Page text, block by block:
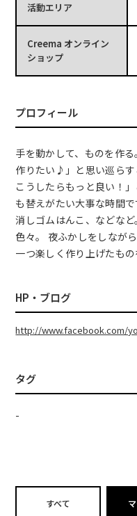
活動エリア
Creema オンライン
ショップ
プロフィール
手を動かして、ものを作
作りたい♪」と思い巡らす
こうしたらもっと良い！
も替えがたい大事な時間で
消しゴムはんこ、などな
色々。 夜ふかしをしなが
一つ楽しく作り上げたもの
HP・ブログ
http://www.facebook.com/
タグ
-
すべて